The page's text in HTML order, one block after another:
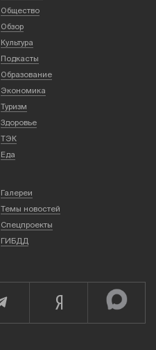
Общество
Обзор
Культура
Подкасты
Образование
Экономика
Туризм
Здоровье
ТЭК
Еда
Галереи
Темы новостей
Спецпроекты
ГИБДД